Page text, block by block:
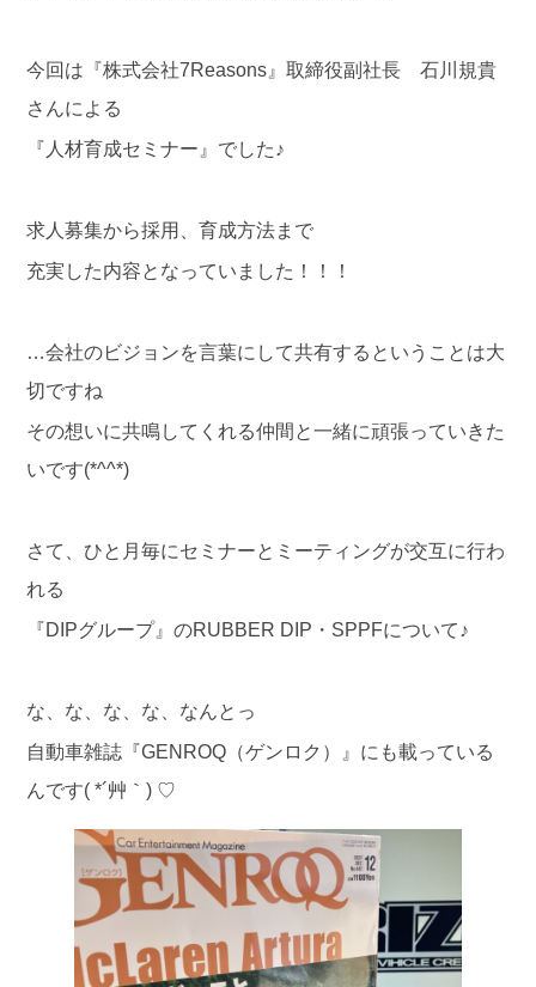
今回は『株式会社7Reasons』取締役副社長 石川規貴
さんによる
『人材育成セミナー』でした♪
求人募集から採用、育成方法まで
充実した内容となっていました！！！
…会社のビジョンを言葉にして共有するということは大
切ですね
その想いに共鳴してくれる仲間と一緒に頑張っていきた
いです(*^^*)
さて、ひと月毎にセミナーとミーティングが交互に行わ
れる
『DIPグループ』のRUBBER DIP・SPPFについて♪
な、な、な、な、なんとっ
自動車雑誌『GENROQ（ゲンロク）』にも載っている
んです( *´艸｀) ♡